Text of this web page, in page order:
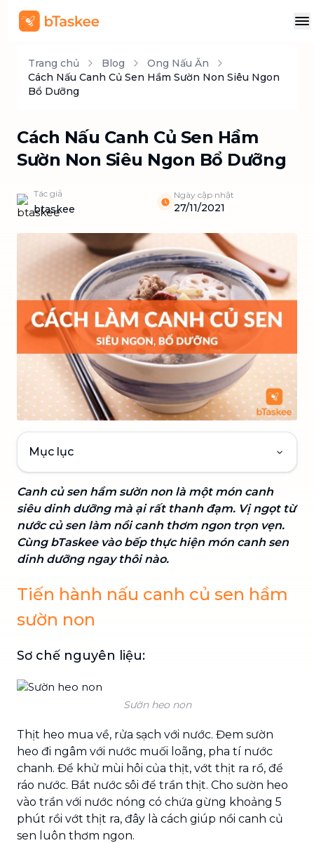
Trang chủ Blog
Ong Nấu Ăn
Cách Nấu Canh Củ Sen Hầm Sườn Non Siêu Ngon
Bổ Dưỡng
Cách Nấu Canh Củ Sen Hầm
Sườn Non Siêu Ngon Bổ Dưỡng
Tác giả
btaskee
Ngày cập nhật
27/11/2021
Mục lục
Canh củ sen hầm sườn non là một món canh
siêu dinh dưỡng mà ại rất thanh đạm. Vị ngọt từ
nước củ sen làm nồi canh thơm ngon trọn vẹn.
Cùng bTaskee vào bếp thực hiện món canh sen
dinh dưỡng ngay thôi nào.
Tiến hành nấu canh củ sen hầm
sườn non
Sơ chế nguyên liệu:
Sườn heo non
Thịt heo mua về, rửa sạch với nước. Đem sườn
heo đi ngâm với nước muối loãng, pha tí nước
chanh. Để khử mùi hôi của thịt, vớt thịt ra rổ, để
ráo nước. Bắt nước sôi để trần thịt. Cho sườn heo
vào trần với nước nóng có chứa gừng khoảng 5
phút rồi vớt thịt ra, đây là cách giúp nồi canh củ
sen luôn thơm ngon.